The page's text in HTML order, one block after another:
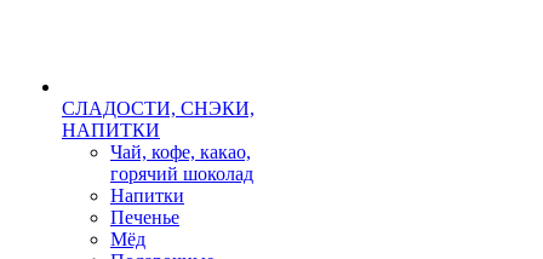
СЛАДОСТИ, СНЭКИ,
НАПИТКИ
Чай, кофе, какао,
горячий шоколад
Напитки
Печенье
Мёд